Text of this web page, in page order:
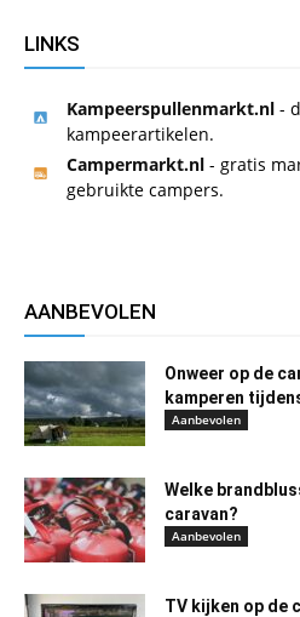
LINKS
Kampeerspullenmarkt.nl -
kampeerartikelen.
Campermarkt.nl - gratis
gebruikte campers.
AANBEVOLEN
Onweer op de
kamperen
Aanbevolen
Welke
caravan?
Aanbevolen
TV kijken op de